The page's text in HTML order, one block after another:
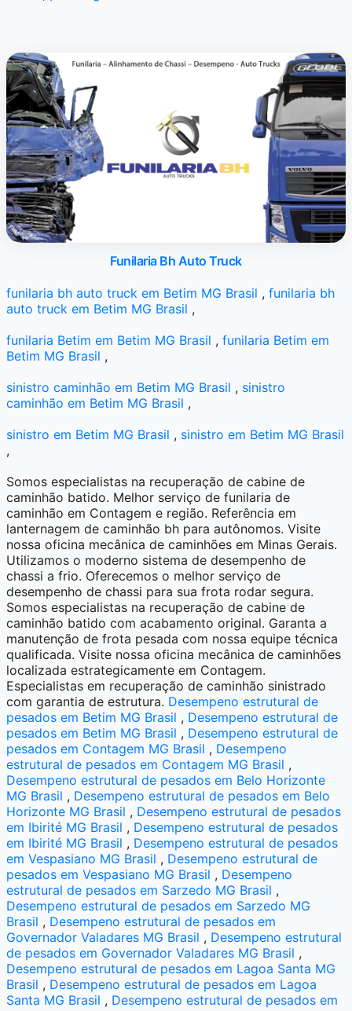
Funilaria Bh Auto Truck
funilaria bh auto truck em Betim MG Brasil ,funilaria bh
auto truck em Betim MG Brasil ,
funilaria Betim em Betim MG Brasil ,funilaria Betim em
Betim MG Brasil ,
sinistro caminhão em Betim MG Brasil , sinistro
caminhão em Betim MG Brasil ,
sinistro em Betim MG Brasil , sinistro em Betim MG Brasil
,
Somos especialistas na recuperação de cabine de
caminhão batido. Melhor serviço de funilaria de
caminhão em Contagem e região. Referência em
lanternagem de caminhão bh para autônomos. Visite
nossa oficina mecânica de caminhões em Minas Gerais.
Utilizamos o moderno sistema de desempenho de
chassi a frio. Oferecemos o melhor serviço de
desempenho de chassi para sua frota rodar segura.
Somos especialistas na recuperação de cabine de
caminhão batido com acabamento original. Garanta a
manutenção de frota pesada com nossa equipe técnica
qualificada. Visite nossa oficina mecânica de caminhões
localizada estrategicamente em Contagem.
Especialistas em recuperação de caminhão sinistrado
com garantia de estrutura. Desempeno estrutural de
pesados em Betim MG Brasil , Desempeno estrutural de
pesados em Betim MG Brasil , Desempeno estrutural de
pesados em Contagem MG Brasil , Desempeno
estrutural de pesados em Contagem MG Brasil ,
Desempeno estrutural de pesados em Belo Horizonte
MG Brasil , Desempeno estrutural de pesados em Belo
Horizonte MG Brasil , Desempeno estrutural de pesados
em Ibirité MG Brasil , Desempeno estrutural de pesados
em Ibirité MG Brasil , Desempeno estrutural de pesados
em Vespasiano MG Brasil , Desempeno estrutural de
pesados em Vespasiano MG Brasil , Desempeno
estrutural de pesados em Sarzedo MG Brasil ,
Desempeno estrutural de pesados em Sarzedo MG
Brasil , Desempeno estrutural de pesados em
Governador Valadares MG Brasil , Desempeno estrutural
de pesados em Governador Valadares MG Brasil ,
Desempeno estrutural de pesados em Lagoa Santa MG
Brasil , Desempeno estrutural de pesados em Lagoa
Santa MG Brasil , Desempeno estrutural de pesados em